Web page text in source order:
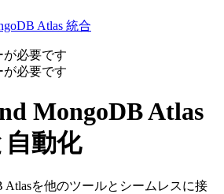
Atlas 統合
必要です
必要です
MongoDB Atlas
自動化
Atlasを他のツールとシームレスに接